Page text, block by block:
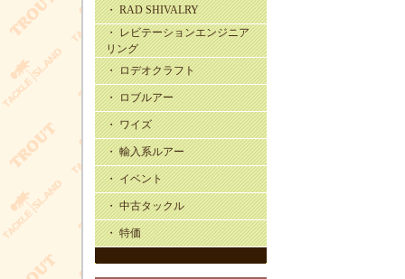
・ RAD SHIVALRY
・ レビテーションエンジニア
リング
・ ロデオクラフト
・ ロブルアー
・ ワイズ
・ 輸入系ルアー
・ イベント
・ 中古タックル
・ 特価